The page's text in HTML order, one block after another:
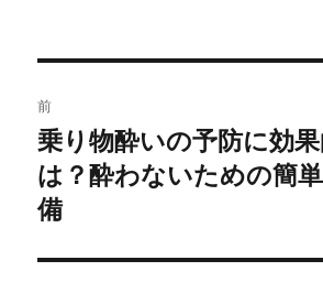
で
共
い
ウ
ィ
ン
ド
す
に
は
し
て
だ
さ
ウ
稿
ナ
ビ
ゲ
前
過
去
の
稿:
乗り物酔いの予防に効
は？酔わないための簡
備